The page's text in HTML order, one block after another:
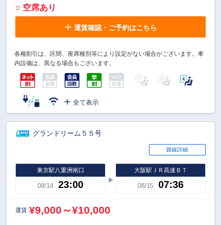
○ 空席あり
運賃確認・ご予約はこちら
各種割引は、区間、座席種別等により設定がない場合がございます。車
内設備は、異なる場合もございます。
全て表示
グランドリーム５５号
路線詳細
東京駅八重洲南口
08/14 23:00
大阪駅ＪＲ高速ＢＴ
08/15 07:36
運賃 ¥9,000～¥10,000